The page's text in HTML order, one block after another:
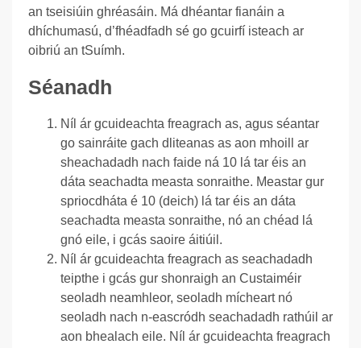
an tseisiúin ghréasáin. Má dhéantar fianáin a
dhíchumasú, d’fhéadfadh sé go gcuirfí isteach ar
oibriú an tSuímh.
Séanadh
Níl ár gcuideachta freagrach as, agus séantar
go sainráite gach dliteanas as aon mhoill ar
sheachadadh nach faide ná 10 lá tar éis an
dáta seachadta measta sonraithe. Meastar gur
spriocdháta é 10 (deich) lá tar éis an dáta
seachadta measta sonraithe, nó an chéad lá
gnó eile, i gcás saoire áitiúil.
Níl ár gcuideachta freagrach as seachadadh
teipthe i gcás gur shonraigh an Custaiméir
seoladh neamhleor, seoladh mícheart nó
seoladh nach n-eascródh seachadadh rathúil ar
aon bhealach eile. Níl ár gcuideachta freagrach